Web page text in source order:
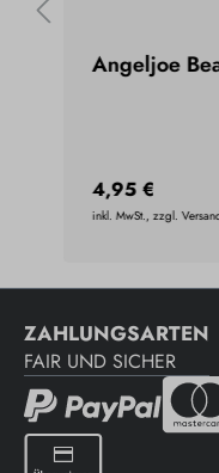
Angeljoe
4,95 €
inkl. MwSt., zzgl.
ZAHLUNGSARTEN
FAIR UND SICHER